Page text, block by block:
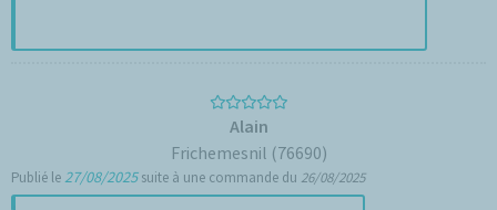
Alain
Frichemesnil (76690)
Publié le27/08/2025suite à une commande du 26/08/2025